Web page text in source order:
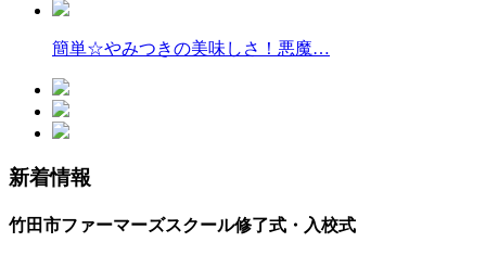
簡単☆やみつきの美味しさ！悪魔…
新着情報
竹田市ファーマーズスクール修了式・入校式